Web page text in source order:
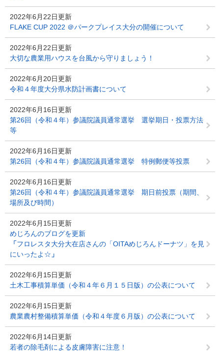
2022年6月22日更新
FLAKE CUP 2022 ＠パークプレイス大分の開催について
2022年6月22日更新
大切な農業用ハウスを台風から守りましょう！
2022年6月20日更新
令和４年度大分県水防計画書について
2022年6月16日更新
第26回（令和４年）参議院議員通常選挙 選挙期日・投票方法
等
2022年6月16日更新
第26回（令和４年）参議院議員通常選挙 特例郵便等投票
2022年6月16日更新
第26回（令和４年）参議院議員通常選挙 期日前投票（期間、
場所及び時間）
2022年6月15日更新
めじろんのブログを更新
「フロレスタ大分大在店さんの「OITAめじろんドーナツ」を見
にいったよ☆ 」
2022年6月15日更新
土木工事積算単価（令和４年６月１５日版）の公表について
2022年6月15日更新
農業農村整備積算単価（令和４年度６月版）の公表について
2022年6月14日更新
若者の除毛剤による皮膚障害に注意！